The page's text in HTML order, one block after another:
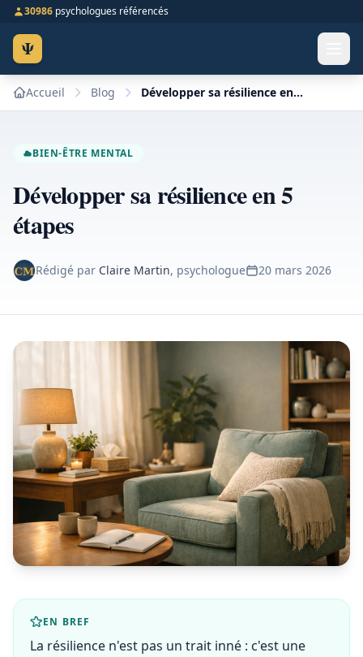
30986 psychologues référencés
Ψ
Accueil Blog Développer sa résilience en 5 étapes
BIEN-ÊTRE MENTAL
Développer sa résilience en 5
étapes
Rédigé par Claire Martin, psychologue 20 mars 2026
EN BREF
La résilience n'est pas un trait inné : c'est une